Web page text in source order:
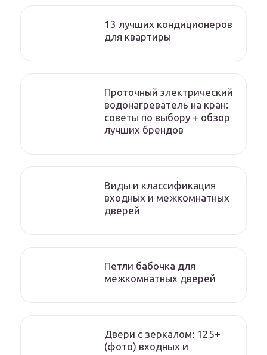
13 лучших кондиционеров
для квартиры
Проточный электрический
водонагреватель на кран:
советы по выбору + обзор
лучших брендов
Виды и классификация
входных и межкомнатных
дверей
Петли бабочка для
межкомнатных дверей
Двери с зеркалом: 125+
(фото) входных и